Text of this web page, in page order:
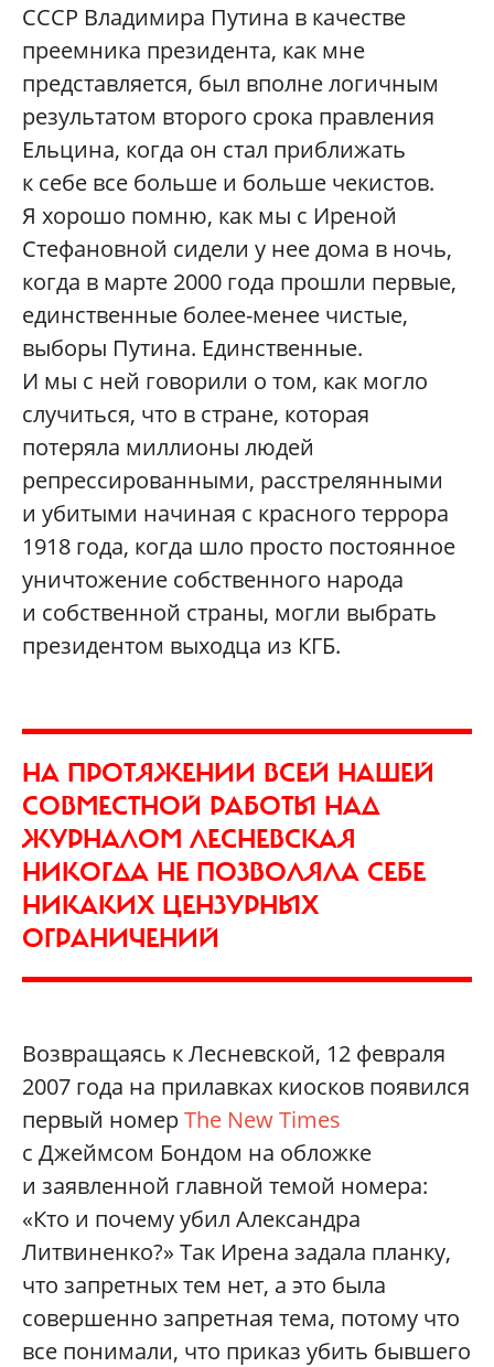
СССР Владимира Путина в качестве
преемника президента, как мне
представляется, был вполне логичным
результатом второго срока правления
Ельцина, когда он стал приближать
к себе все больше и больше чекистов.
Я хорошо помню, как мы с Иреной
Стефановной сидели у нее дома в ночь,
когда в марте 2000 года прошли первые,
единственные более-менее чистые,
выборы Путина. Единственные.
И мы с ней говорили о том, как могло
случиться, что в стране, которая
потеряла миллионы людей
репрессированными, расстрелянными
и убитыми начиная с красного террора
1918 года, когда шло просто постоянное
уничтожение собственного народа
и собственной страны, могли выбрать
президентом выходца из КГБ.
НА ПРОТЯЖЕНИИ ВСЕЙ НАШЕЙ
СОВМЕСТНОЙ РАБОТЫ НАД
ЖУРНАЛОМ ЛЕСНЕВСКАЯ
НИКОГДА НЕ ПОЗВОЛЯЛА СЕБЕ
НИКАКИХ ЦЕНЗУРНЫХ
ОГРАНИЧЕНИЙ
Возвращаясь к Лесневской, 12 февраля
2007 года на прилавках киосков появился
первый номерThe New Times
с Джеймсом Бондом на обложке
и заявленной главной темой номера:
«Кто и почему убил Александра
Литвиненко?» Так Ирена задала планку,
что запретных тем нет, а это была
совершенно запретная тема, потому что
все понимали, что приказ убить бывшего